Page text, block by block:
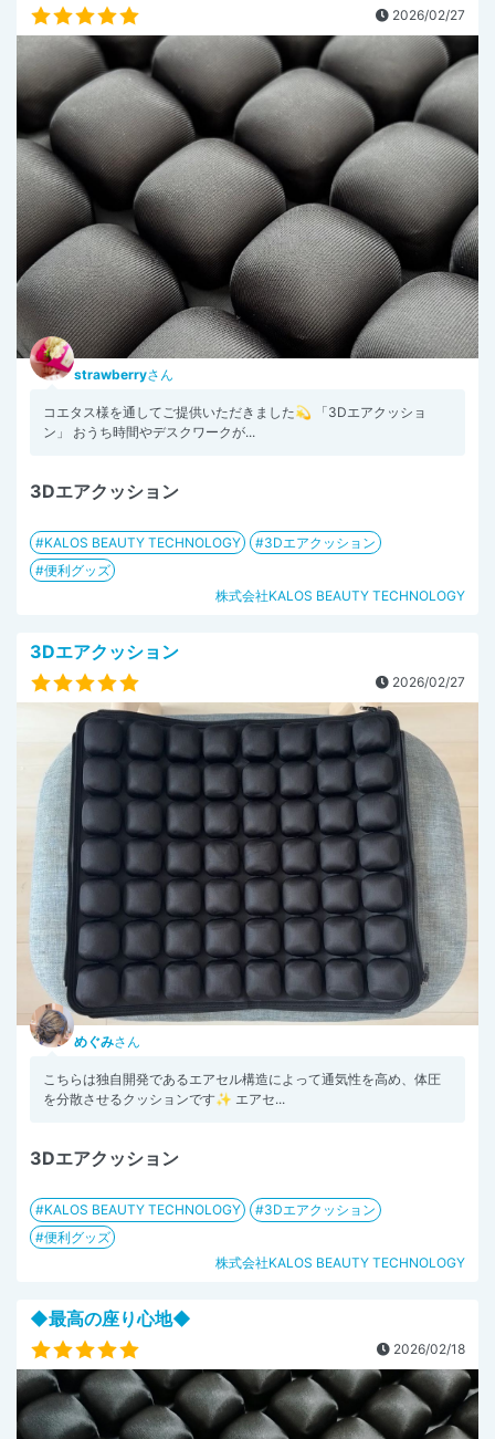
2026/02/27
strawberryさん
コエタス様を通してご提供いただきました💫 「3Dエアクッショ
ン」 おうち時間やデスクワークが...
3Dエアクッション
KALOS BEAUTY TECHNOLOGY
3Dエアクッション
便利グッズ
株式会社KALOS BEAUTY TECHNOLOGY
3Dエアクッション
2026/02/27
めぐみさん
こちらは独自開発であるエアセル構造によって通気性を高め、体圧
を分散させるクッションです✨ エアセ...
3Dエアクッション
KALOS BEAUTY TECHNOLOGY
3Dエアクッション
便利グッズ
株式会社KALOS BEAUTY TECHNOLOGY
◆最高の座り心地◆
2026/02/18